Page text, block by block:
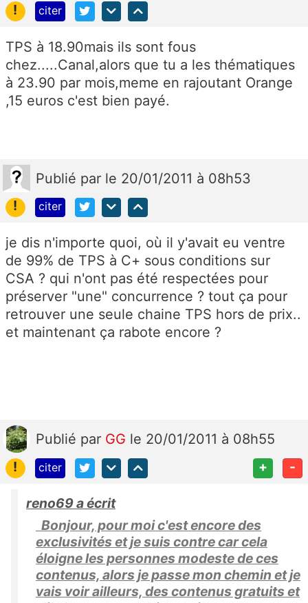
! citer
TPS à 18.90mais ils sont fous
chez.....Canal,alors que tu a les thématiques
à 23.90 par mois,meme en rajoutant Orange
,15 euros c'est bien payé.
Publié par le 20/01/2011 à 08h53
!
citer
je dis n'importe quoi, où il y'avait eu ventre
de 99% de TPS à C+ sous conditions sur
CSA ? qui n'ont pas été respectées pour
préserver "une" concurrence ? tout ça pour
retrouver une seule chaine TPS hors de prix..
et maintenant ça rabote encore ?
Publié par GG le 20/01/2011 à 08h55
!
citer + -
reno69 a écrit
Bonjour, pour moi c'est encore des
exclusivités et je suis contre car cela
éloigne les personnes modeste de ces
contenus, alors je passe mon chemin et je
vais voir ailleurs, des contenus gratuits et